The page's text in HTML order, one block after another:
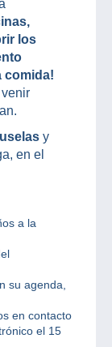
los
comida!
y
en el
a la
su agenda,
en contacto
el 15